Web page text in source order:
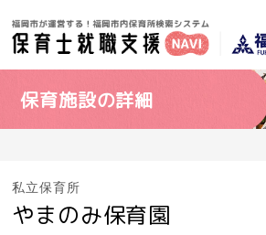
保育施設の詳細
私立保育所
やまのみ保育園